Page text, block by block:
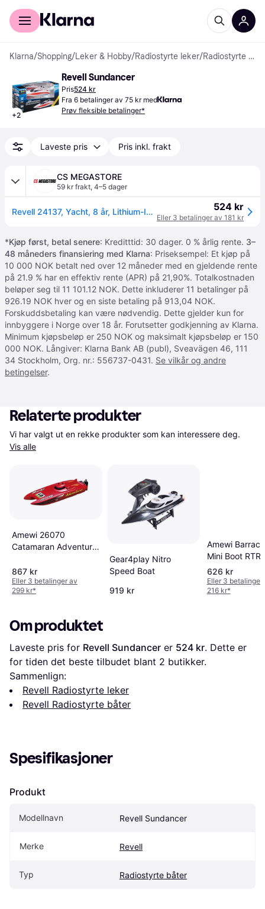
For kunder
Klarna/Shopping/Leker & Hobby/Radiostyrte leker/ Radiostyrte båter
+2
Revell Sundancer
Pris524 kr
Fra 6 betalinger av 75 kr med
Prøv fleksible betalinger*
Laveste pris Pris inkl. frakt
CS MEGASTORE
59 kr frakt, 4–5 dager
Revell 24137, Yacht, 8 år, Lithium-Ion (Li-Ion) 524 kr
Eller 3 betalinger av 181 kr
*Kjøp først, betal senere: Kreditttid: 30 dager. 0 % årlig rente. 3–
48 måneders finansiering med Klarna: Priseksempel: Et kjøp på
10 000 NOK betalt ned over 12 måneder med en gjeldende rente
på 21.9 % har en effektiv rente (APR) på 21,90%. Totalkostnaden
beløper seg til 11 101.12 NOK. Dette inkluderer 11 betalinger på
926.19 NOK hver og en siste betaling på 913,04 NOK.
Forskuddsbetaling kan være nødvendig. Dette gjelder kun for
innbyggere i Norge over 18 år. Forutsetter godkjenning av Klarna.
Minimum kjøpsbeløp er 250 NOK og maksimalt kjøpsbeløp er 150
000 NOK. Långiver: Klarna Bank AB (publ), Sveavägen 46, 111
34 Stockholm, Org. nr.: 556737-0431. Se vilkår og andre
betingelser.
Relaterte produkter
Vis alle
Amewi 26070
Catamaran Adventure
867 kr
Eller 3 betalinger av
299 kr*
Gear4play Nitro
Speed Boat
919 kr
Amewi
Mini Boot
626 kr
Eller 3 betalinger
216 kr*
Om produktet
Laveste pris for Revell Sundancer er 524 kr. Dette er
for tiden det beste tilbudet blant 2 butikker.
Sammenlign:
Revell Radiostyrte leker
Revell Radiostyrte båter
Spesifikasjoner
Produkt
Modellnavn Revell Sundancer
Merke Revell
Typ Radiostyrte båter